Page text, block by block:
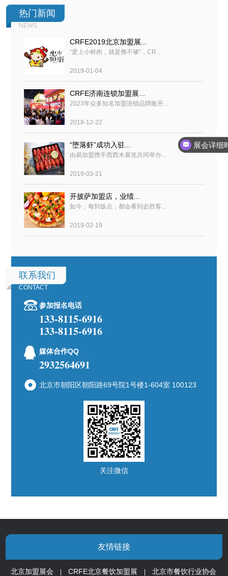
热门新闻
NEWS
CRFE2019北京加盟展...
“爱上小鲜肉，就是撸不够”，CR...
2019-01-04
CRFE济南连锁加盟展...
2023年众多知名加盟连锁品牌敞开...
2018-12-22
“堕落虾”成功入驻...
由易加盟携手西西木展览共同举办...
2019-03-21
开披萨加盟店，业绩...
如今，每到饭点，都会看到必胜客...
2019-02-19
联系我们
CONTACT
参加报名电话
133-8115-6916
133-8115-6916
媒体合作QQ
2932564691
北京市朝阳区朝阳路69号院1号楼1-604室 100123
关注微信
友情链接
北京加盟展会 CRFE北京餐饮加盟展 北京市餐饮行业协会
展会详细